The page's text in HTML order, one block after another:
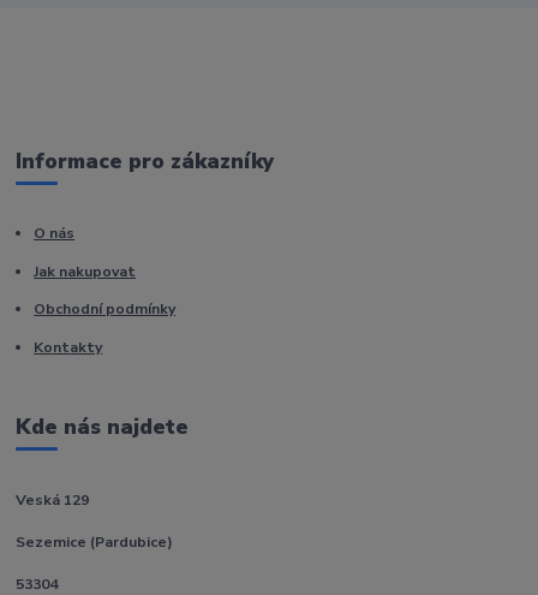
Informace pro zákazníky
O nás
Jak nakupovat
Obchodní podmínky
Kontakty
Kde nás najdete
Veská 129
Sezemice (Pardubice)
53304